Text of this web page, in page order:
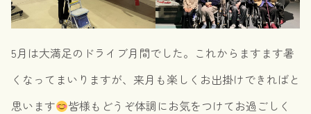
5月は大満足のドライブ月間でした。これからますます暑
くなってまいりますが、来月も楽しくお出掛けできればと
思います
皆様もどうぞ体調にお気をつけてお過ごしく